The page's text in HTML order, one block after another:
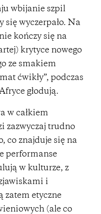
wbijanie szpil
się wyczerpało. Na
kończy się na
krytyce nowego
ze smakiem
ćwikły”, podczas
głodują.
w całkiem
zazwyczaj trudno
co znajduje się na
performanse
w kulturze, z
i
zatem etyczne
(ale co